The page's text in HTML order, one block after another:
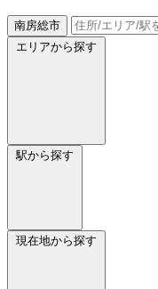
南房総市
エリアから探す
駅から探す
現在地から探す